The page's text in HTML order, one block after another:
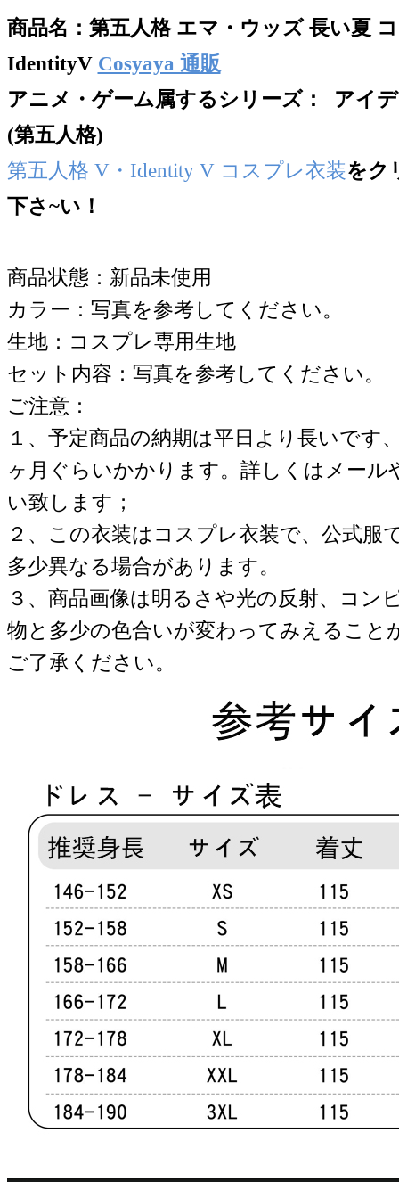
商品名： 第五人格 エマ・ウッズ 長い夏
IdentityV Cosyaya 通販
アニメ・ゲーム属するシリーズ： アイ
(第五人格)
第五人格 V・Identity V コスプレ衣装をク
下さ~い！
商品状態：新品未使用
カラー：写真を参考してください。
生地：コスプレ専用生地
セット内容：写真を参考してください。
ご注意：
１、予定商品の納期は平日より長いです
ヶ月ぐらいかかります。詳しくはメール
い致します；
２、この衣装はコスプレ衣装で、公式服
多少異なる場合があります。
３、商品画像は明るさや光の反射、コン
物と多少の色合いが変わってみえること
ご了承ください。